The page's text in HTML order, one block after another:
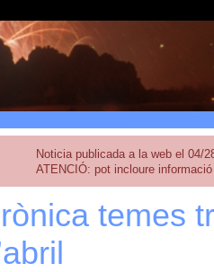
Noticia publicada a la web el 04/
ATENCIÓ: pot incloure
temes